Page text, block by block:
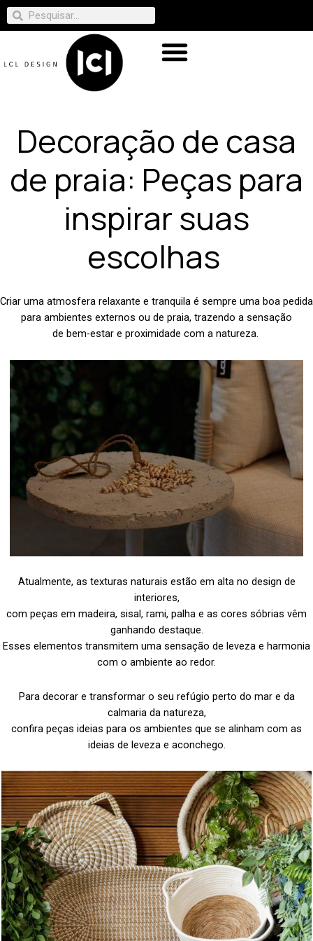
Decoração de casa
de praia: Peças para
inspirar suas
escolhas
Criar uma atmosfera relaxante e tranquila é sempre uma boa pedida
para ambientes externos ou de praia, trazendo a sensação
de bem-estar e proximidade com a natureza.
Atualmente, as texturas naturais estão em alta no design de
interiores,
com peças em madeira, sisal, rami, palha e as cores sóbrias vêm
ganhando destaque.
Esses elementos transmitem uma sensação de leveza e harmonia
com o ambiente ao redor.
Para decorar e transformar o seu refúgio perto do mar e da
calmaria da natureza,
confira peças ideias para os ambientes que se alinham com as
ideias de leveza e aconchego.